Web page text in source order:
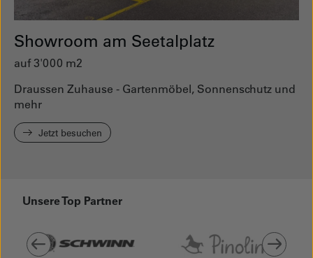
Showroom am Seetalplatz
auf 3'000 m2
Draussen Zuhause - Gartenmöbel, Sonnenschutz und
mehr
Jetzt besuchen
Unsere Top Partner